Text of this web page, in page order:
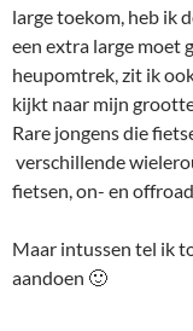
large toekom, heb ik
een extra large moet
heupomtrek, zit ik
kijkt naar mijn
Rare jongens die
verschillende
fietsen, on- en
Maar intussen tel ik
aandoen 🙂